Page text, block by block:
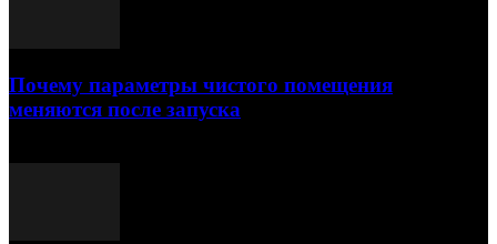
Почему параметры чистого помещения
меняются после запуска